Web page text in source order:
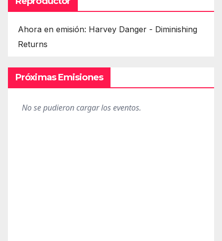
Ahora en emisión: Harvey Danger - Diminishing
Returns
Próximas Emisiones